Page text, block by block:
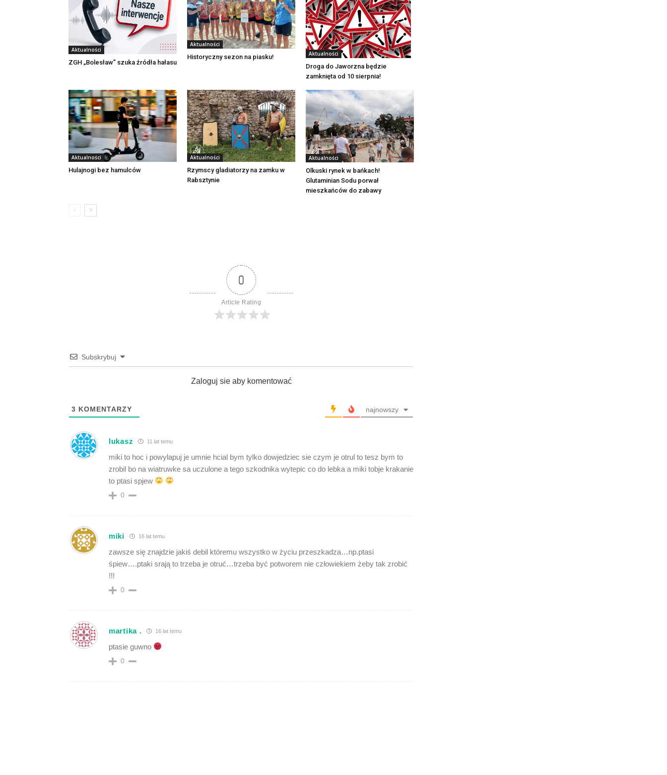
Aktualności
ZGH „Bolesław” szuka źródła hałasu
Aktualności
Historyczny sezon na piasku! Aktualności
Droga do Jaworzna będzie
zamknięta od 10 sierpnia!
Aktualności
Hulajnogi bez hamulców
Aktualności
Rzymscy gladiatorzy na zamku w
Rabsztynie
Aktualności
Olkuski rynek w bańkach!
Glutaminian Sodu porwał
mieszkańców do zabawy
0
Article Rating
Subskrybuj
Zaloguj sie aby komentować
3 KOMENTARZY najnowszy
lukasz 11 lat temu
miki to hoc i powylapuj je umnie hcial bym tylko dowjedziec sie czym je otrul to tesz bym to
zrobil bo na wiatruwke sa uczulone a tego szkodnika wytepic co do lebka a miki tobje krakanie
to ptasi spjew
0
miki 16 lat temu
zawsze się znajdzie jakiś debil któremu wszystko w życiu przeszkadza…np.ptasi
śpiew….ptaki srają to trzeba je otruć…trzeba być potworem nie człowiekiem żeby tak zrobić
!!!
0
martika . 16 lat temu
ptasie guwno
0